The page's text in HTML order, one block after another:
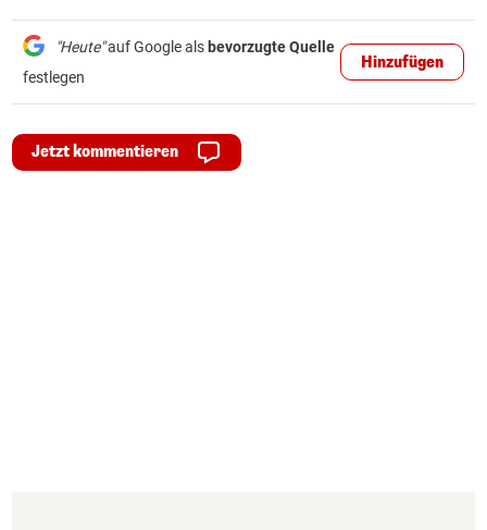
"Heute"auf Google als bevorzugte Quelle
festlegen
Hinzufügen
Jetzt kommentieren